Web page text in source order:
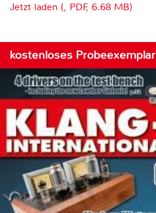
Jetzt laden (, PDF, 6.68 MB)
kostenloses Probeexemplar